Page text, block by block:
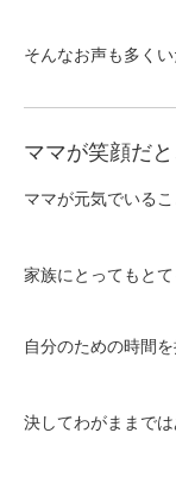
そんなお声も多くい
ママが笑顔だ
ママが元気でいるこ
家族にとってもとて
自分のための時間を
決してわがままでは